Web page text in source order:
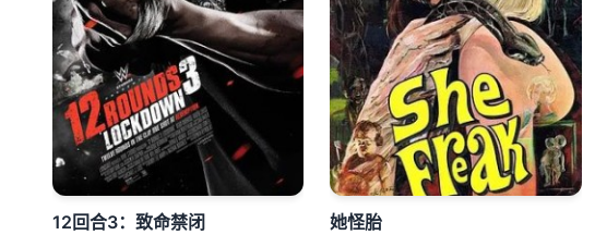
12回合3：致命禁闭 她怪胎